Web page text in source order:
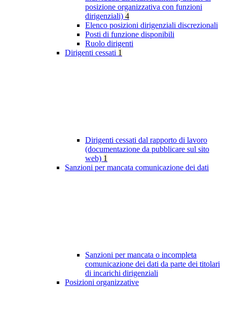
posizione organizzativa con funzioni
dirigenziali) 4
Elenco posizioni dirigenziali discrezionali
Posti di funzione disponibili
Ruolo dirigenti
Dirigenti cessati 1
Dirigenti cessati dal rapporto di lavoro
(documentazione da pubblicare sul sito
web) 1
Sanzioni per mancata comunicazione dei dati
Sanzioni per mancata o incompleta
comunicazione dei dati da parte dei titolari
di incarichi dirigenziali
Posizioni organizzative